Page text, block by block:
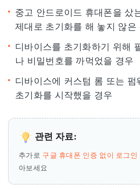
중고 안드로이드 휴대폰을 샀
제대로 초기화를 해 놓지 않은
디바이스를 초기화하기 위해
나 비밀번호를 까먹었을 경우
디바이스에 커스텀 롬 또는 펌
초기화를 시작했을 경우
관련 자료:
추가로 구글 휴대폰 인증 없이 로그인
아보세요